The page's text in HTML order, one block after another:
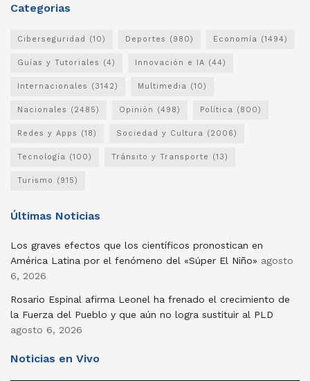
Categorias
Ciberseguridad (10) Deportes (980) Economía (1494)
Guías y Tutoriales (4) Innovación e IA (44)
Internacionales (3142) Multimedia (10)
Nacionales (2485) Opinión (498) Política (800)
Redes y Apps (18) Sociedad y Cultura (2006)
Tecnología (100) Tránsito y Transporte (13)
Turismo (915)
Últimas Noticias
Los graves efectos que los científicos pronostican en
América Latina por el fenómeno del «Súper El Niño» agosto
6, 2026
Rosario Espinal afirma Leonel ha frenado el crecimiento de
la Fuerza del Pueblo y que aún no logra sustituir al PLD
agosto 6, 2026
Noticias en Vivo